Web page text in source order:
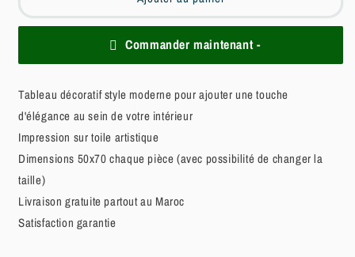
Commander maintenant -
Tableau décoratif style moderne pour ajouter une touche
d'élégance au sein de votre intérieur
Impression sur toile artistique
Dimensions 50x70 chaque pièce (avec possibilité de changer la
taille)
Livraison gratuite partout au Maroc
Satisfaction garantie